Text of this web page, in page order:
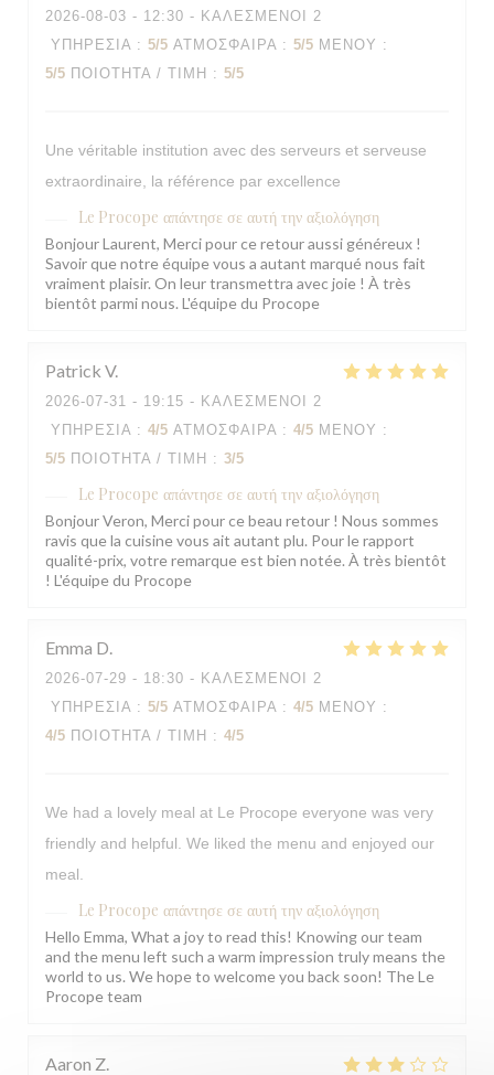
2026-08-03 - 12:30 - ΚΑΛΕΣΜΈΝΟΙ 2
ΥΠΗΡΕΣΊΑ : 5/5 ΑΤΜΌΣΦΑΙΡΑ : 5/5 ΜΕΝΟΎ :
5/5 ΠΟΙΌΤΗΤΑ / ΤΙΜΉ : 5/5
Une véritable institution avec des serveurs et serveuse
extraordinaire, la référence par excellence
Le Procope απάντησε σε αυτή την αξιολόγηση
Bonjour Laurent, Merci pour ce retour aussi généreux !
Savoir que notre équipe vous a autant marqué nous fait
vraiment plaisir. On leur transmettra avec joie ! À très
bientôt parmi nous. L'équipe du Procope
Patrick V
2026-07-31 - 19:15 - ΚΑΛΕΣΜΈΝΟΙ 2
ΥΠΗΡΕΣΊΑ : 4/5 ΑΤΜΌΣΦΑΙΡΑ : 4/5 ΜΕΝΟΎ :
5/5 ΠΟΙΌΤΗΤΑ / ΤΙΜΉ : 3/5
Le Procope απάντησε σε αυτή την αξιολόγηση
Bonjour Veron, Merci pour ce beau retour ! Nous sommes
ravis que la cuisine vous ait autant plu. Pour le rapport
qualité-prix, votre remarque est bien notée. À très bientôt
! L'équipe du Procope
Emma D
2026-07-29 - 18:30 - ΚΑΛΕΣΜΈΝΟΙ 2
ΥΠΗΡΕΣΊΑ : 5/5 ΑΤΜΌΣΦΑΙΡΑ : 4/5 ΜΕΝΟΎ :
4/5 ΠΟΙΌΤΗΤΑ / ΤΙΜΉ : 4/5
We had a lovely meal at Le Procope everyone was very
friendly and helpful. We liked the menu and enjoyed our
meal.
Le Procope απάντησε σε αυτή την αξιολόγηση
Hello Emma, What a joy to read this! Knowing our team
and the menu left such a warm impression truly means the
world to us. We hope to welcome you back soon! The Le
Procope team
Aaron Z